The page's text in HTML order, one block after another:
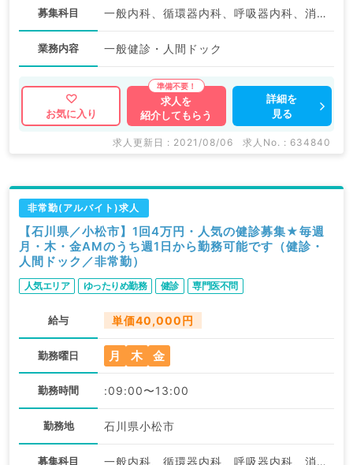
募集科目 一般内科、循環器内科、呼吸器内科、消化器内科、内分泌・代謝内科、腎臓内科、血液内科
業務内容 一般健診・人間ドック
お気に入り
求人を
紹介してもらう
詳細を
見る
求人更新日 : 2021/08/06 求人No. : 634840
非常勤(アルバイト)求人
【石川県／小松市】1回4万円・人気の健診募集★毎週
月・木・金AMのうち週1日から勤務可能です（健診・
人間ドック／非常勤）
人気エリア ゆったりめ勤務 健診 専門医不問
給与 単価40,000円
勤務曜日 月 木 金
勤務時間 :09:00〜13:00
勤務地 石川県小松市
募集科目 一般内科、循環器内科、呼吸器内科、消化器内科、内分泌・代謝内科、腎臓内科、血液内科